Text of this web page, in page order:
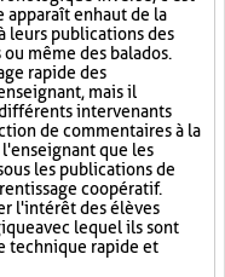
en haut de la
leurs publications des
même des balados.
rapide des
mais il
intervenants
de commentaires à la
que les
les publications de
coopératif.
l'intérêt des élèves
avec lequel ils sont
technique rapide et